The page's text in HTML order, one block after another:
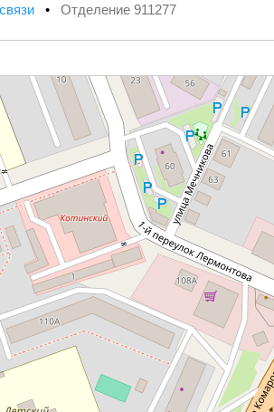
• Отделение 911277